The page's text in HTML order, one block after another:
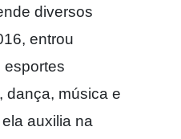
diversos
entrou
esportes
dança, música e
auxilia na